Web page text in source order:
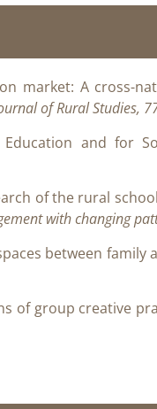
market: A cross-
of Rural Studies,
and for
of the rural
with changing
between family
of group creative